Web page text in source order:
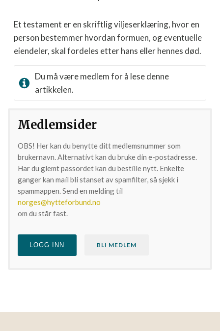
Et testament er en skriftlig viljeserklæring, hvor en
person bestemmer hvordan formuen, og eventuelle
eiendeler, skal fordeles etter hans eller hennes død.
Du må være medlem for å lese denne
artikkelen.
Medlemsider
OBS! Her kan du benytte ditt medlemsnummer som
brukernavn. Alternativt kan du bruke din e-postadresse.
Har du glemt passordet kan du bestille nytt. Enkelte
ganger kan mail bli stanset av spamfilter, så sjekk i
spammappen. Send en melding til
norges@hytteforbund.no
om du står fast.
LOGG INN BLI MEDLEM